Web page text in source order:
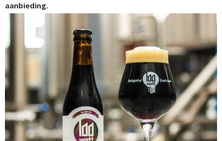
aanbieding.